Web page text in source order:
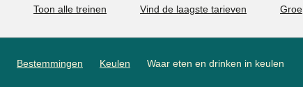
Toon alle treinen Vind de laagste tarieven
Bestemmingen Keulen Waar eten en drinken in keulen